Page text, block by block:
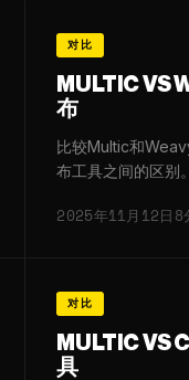
对比
MULTIC VS
布
比较Multic和
布工具之间的区别。
2025年11月12日 8
对比
MULTIC VS
具